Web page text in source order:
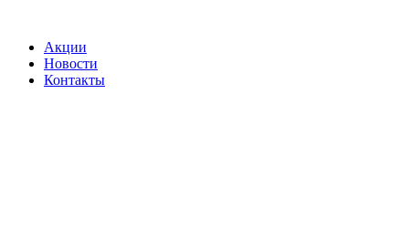
Акции
Новости
Контакты